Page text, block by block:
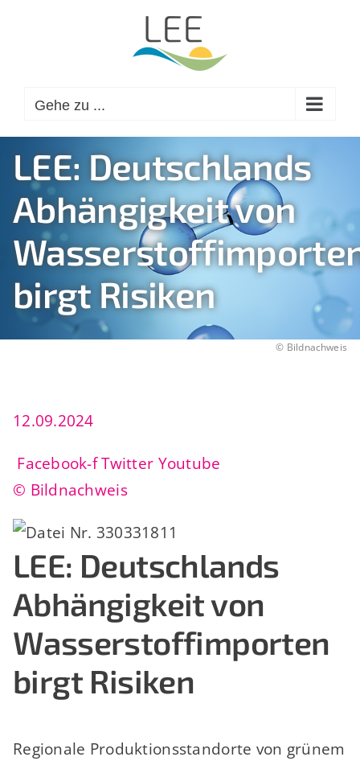
Gehe zu ...
LEE: Deutschlands
Abhängigkeit von
birgt Risiken
© Bildnachweis
12.09.2024
Facebook-fTwitter Youtube
© Bildnachweis
LEE: Deutschlands
Abhängigkeit von
Wasserstoffimporten
birgt Risiken
Regionale Produktionsstandorte von grünem